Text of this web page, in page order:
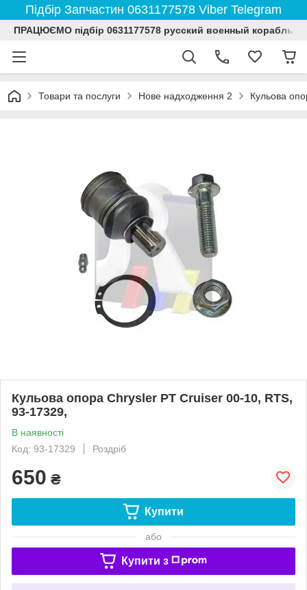
Підбір Запчастин 0631177578 Viber Telegram
ПРАЦЮЄМО підбір 0631177578 русский военный корабль
Товари та послуги Нове надходження 2 Кульова
Кульова опора Chrysler PT Cruiser 00-10, RTS,
93-17329,
В наявності
Код: 93-17329
Роздріб
650 ₴
Купити
або
Купити з